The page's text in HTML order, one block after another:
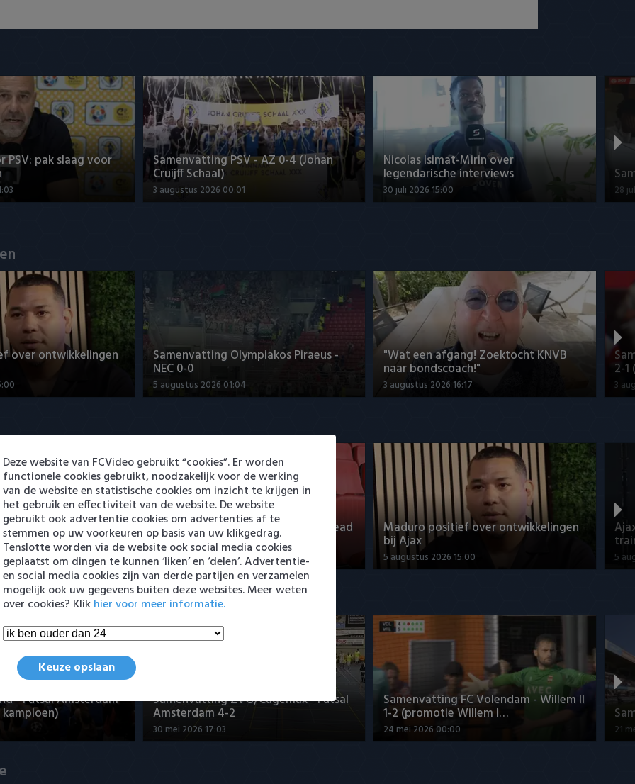
PSV: pak slaag voor Samenvatting PSV - AZ 0-4 (Johan
Cruijff Schaal)
3 augustus 2026 00:01
Nicolas Isimat-Mirin over
legendarische interviews
30 juli 2026 15:00 28
over ontwikkelingen Samenvatting Olympiakos Piraeus -
NEC 0-0
5 augustus 2026 01:04
"Wat een afgang! Zoektocht KNVB
naar bondscoach!"
3 augustus 2026 16:17
2-1
3
Sami Bouhoudane Joris Kramer: "Doel is om bij Go Ahead
te blijven"
5 augustus 2026 20:09
Maduro positief over ontwikkelingen
bij Ajax
5 augustus 2026 15:00 5
Eredivisie
- Futsal Amsterdam Samenvatting ZVG/Cagemax - Futsal
Amsterdam 4-2
30 mei 2026 17:03
Samenvatting FC Volendam - Willem II
1-2 (promotie Willem I…
24 mei 2026 00:00 21
Deze website van FCVideo gebruikt “cookies”. Er worden
functionele cookies gebruikt, noodzakelijk voor de werking
van de website en statistische cookies om inzicht te krijgen in
het gebruik en effectiviteit van de website. De website
gebruikt ook advertentie cookies om advertenties af te
stemmen op uw voorkeuren op basis van uw klikgedrag.
Tenslotte worden via de website ook social media cookies
geplaatst om dingen te kunnen ‘liken’ en ‘delen’. Advertentie-
en social media cookies zijn van derde partijen en verzamelen
mogelijk ook uw gegevens buiten deze websites. Meer weten
over cookies? Klikhier voor meer informatie.
Keuze opslaan